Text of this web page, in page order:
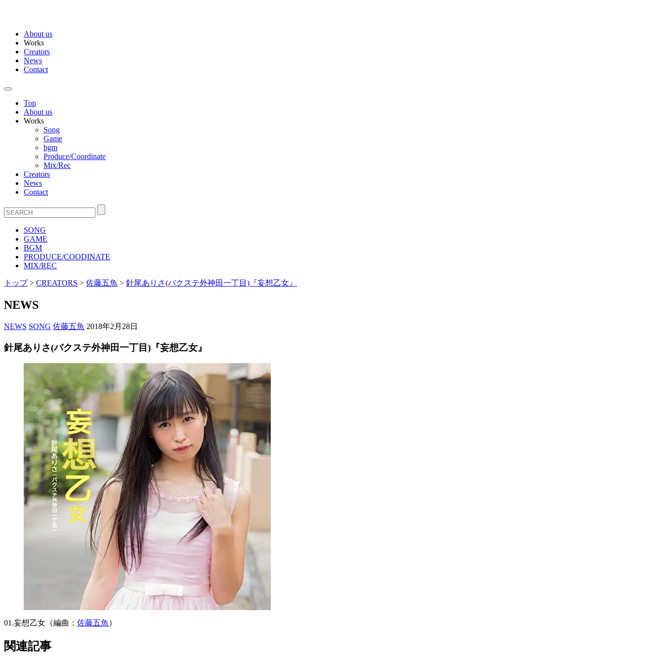
About us
Works
Creators
News
Contact
Top
About us
Works
Song
Game
bgm
Produce/Coordinate
Mix/Rec
Creators
News
Contact
SONG
GAME
BGM
PRODUCE/COODINATE
MIX/REC
トップ> CREATORS > 佐藤五魚 > 針尾ありさ(バクステ外神田一丁目)『妄想乙女』
NEWS
NEWS SONG 佐藤五魚 2018年2月28日
針尾ありさ(バクステ外神田一丁目)『妄想乙女』
01.妄想乙女（編曲： 佐藤五魚 ）
関連記事